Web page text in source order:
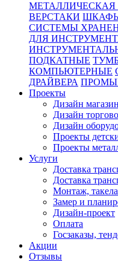
МЕТАЛЛИЧЕСКАЯ
ВЕРСТАКИ
СИСТЕМЫ
ДЛЯ
ПОДКАТНЫЕ
КОМПЬЮТЕРНЫЕ
ДРАЙВЕРА
Проекты
Дизайн
Дизайн
Дизайн
Проекты
Проекты
Услуги
Доставка
Доставка
Монтаж,
Замер и
Дизайн-проект
Оплата
Госзаказы,
Акции
Отзывы